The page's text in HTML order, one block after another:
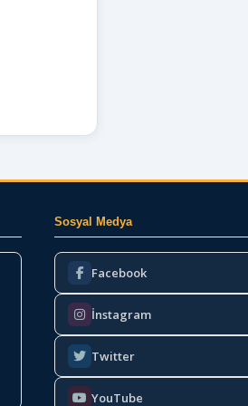
Sosyal Medya
Facebook
İnstagram
Twitter
YouTube